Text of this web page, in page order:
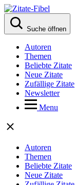
Suche öffnen
Autoren
Themen
Beliebte Zitate
Neue Zitate
Zufällige Zitate
Newsletter
Menu
Autoren
Themen
Beliebte Zitate
Neue Zitate